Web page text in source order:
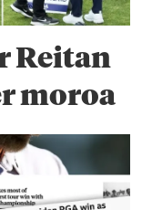
Reitan
moroa